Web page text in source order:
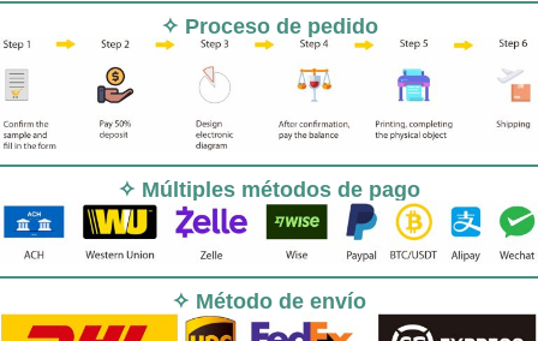
✧ Proceso de pedido
✧ Múltiples métodos de pago
✧ Método de envío